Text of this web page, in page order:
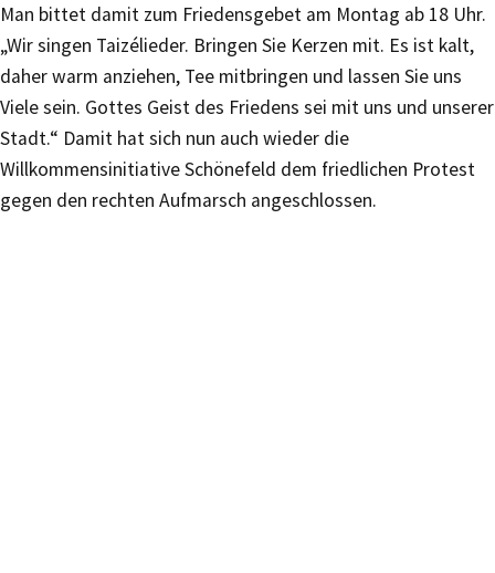
Man bittet damit zum Friedensgebet am Montag ab 18 Uhr.
„Wir singen Taizélieder. Bringen Sie Kerzen mit. Es ist kalt,
daher warm anziehen, Tee mitbringen und lassen Sie uns
Viele sein. Gottes Geist des Friedens sei mit uns und unserer
Stadt.“ Damit hat sich nun auch wieder die
Willkommensinitiative Schönefeld dem friedlichen Protest
gegen den rechten Aufmarsch angeschlossen.